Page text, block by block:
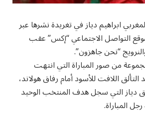
ابراهيم دياز في تغريدة نشرها عبر
التواصل الاجتماعي “إكس” عقب
“نحن جاهزون”.
من صور المباراة التي انتهت
اللافت للأسود أمام رفاق هولاند،
دياز التي سجل هدف المنتخب الوحيد
المباراة.